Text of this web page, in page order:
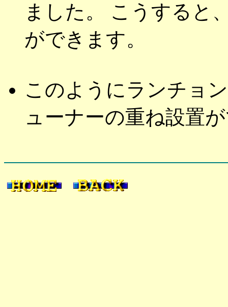
ました。 こうすると
ができます。
このようにランチョ
ューナーの重ね設置